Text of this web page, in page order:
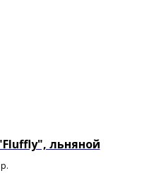
льняной
р.